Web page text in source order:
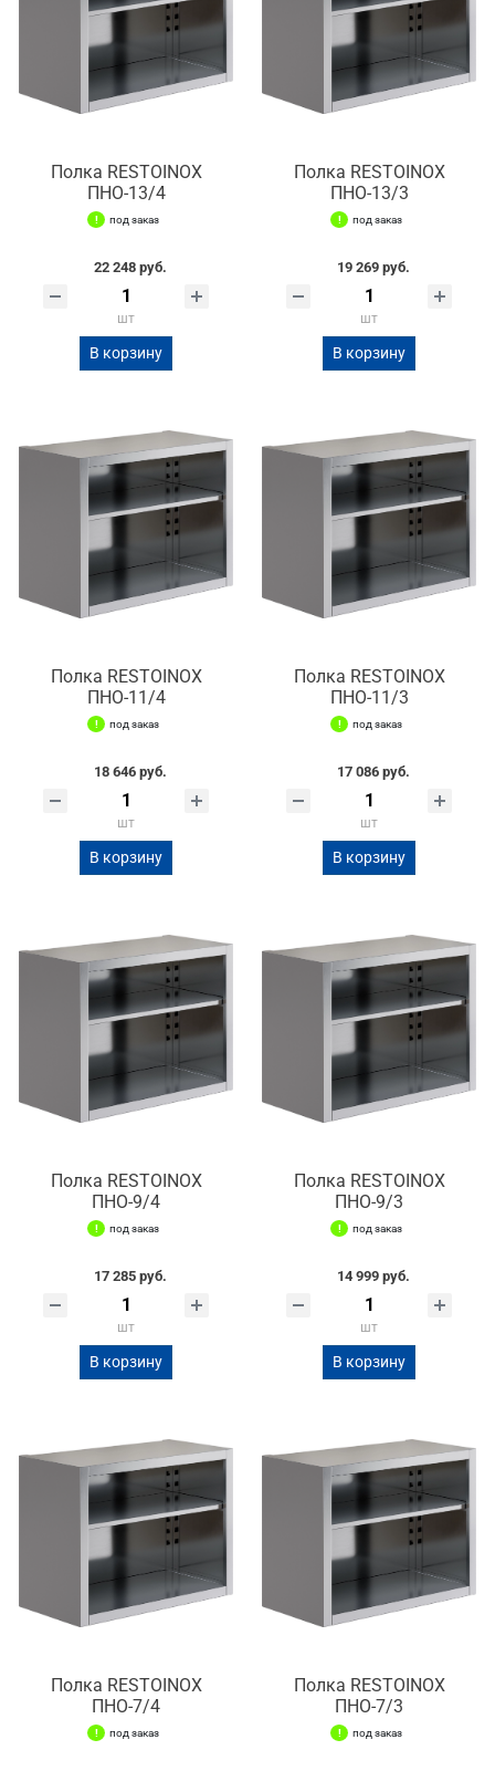
Полка RESTOINOX
ПНО-13/4
под заказ
22 248 руб.
шт
В корзину
Полка RESTOINOX
ПНО-13/3
под заказ
19 269 руб.
шт
В корзину
Полка RESTOINOX
ПНО-11/4
под заказ
18 646 руб.
шт
В корзину
Полка RESTOINOX
ПНО-11/3
под заказ
17 086 руб.
шт
В корзину
Полка RESTOINOX
ПНО-9/4
под заказ
17 285 руб.
шт
В корзину
Полка RESTOINOX
ПНО-9/3
под заказ
14 999 руб.
шт
В корзину
Полка RESTOINOX
ПНО-7/4
под заказ
Полка RESTOINOX
ПНО-7/3
под заказ